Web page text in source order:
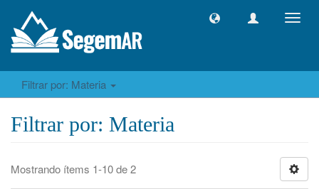
Filtrar por: Materia
Filtrar por: Materia
Mostrando ítems 1-10 de 2